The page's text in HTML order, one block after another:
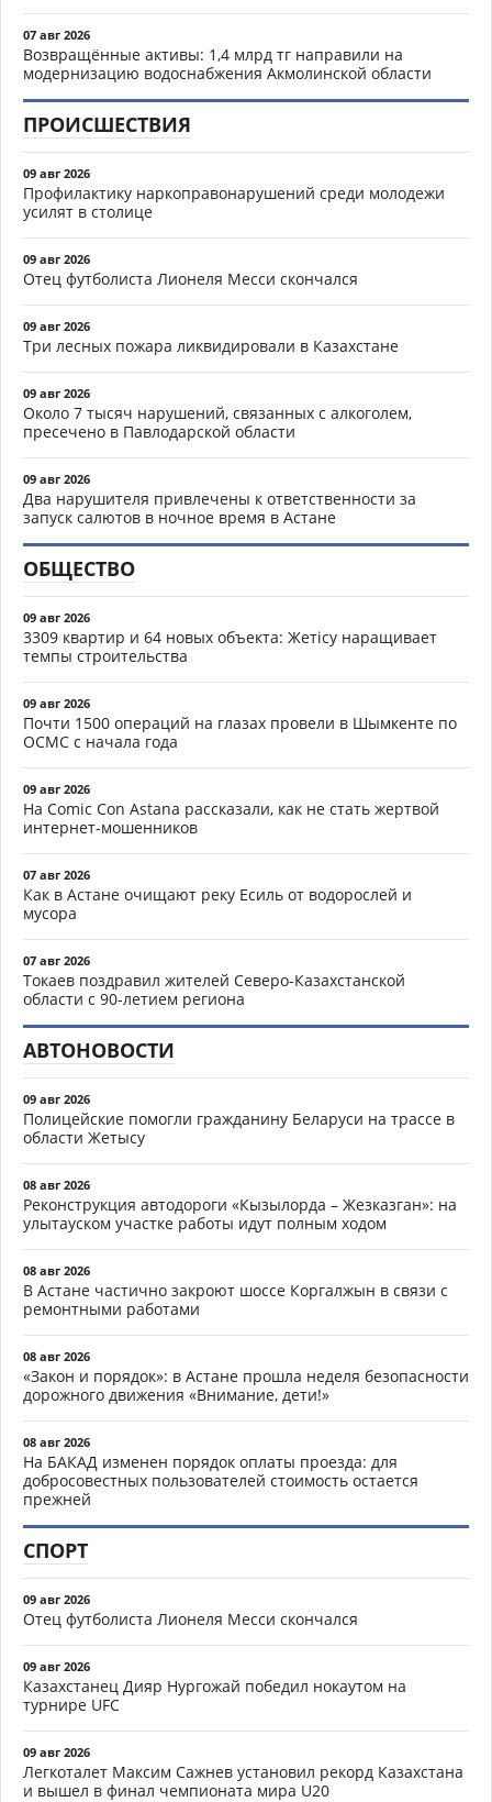
07 авг 2026
Возвращённые активы: 1,4 млрд тг направили на
модернизацию водоснабжения Акмолинской области
ПРОИСШЕСТВИЯ
09 авг 2026
Профилактику наркоправонарушений среди молодежи
усилят в столице
09 авг 2026
Отец футболиста Лионеля Месси скончался
09 авг 2026
Три лесных пожара ликвидировали в Казахстане
09 авг 2026
Около 7 тысяч нарушений, связанных с алкоголем,
пресечено в Павлодарской области
09 авг 2026
Два нарушителя привлечены к ответственности за
запуск салютов в ночное время в Астане
ОБЩЕСТВО
09 авг 2026
3309 квартир и 64 новых объекта: Жетісу наращивает
темпы строительства
09 авг 2026
Почти 1500 операций на глазах провели в Шымкенте по
ОСМС с начала года
09 авг 2026
На Comic Con Astana рассказали, как не стать жертвой
интернет-мошенников
07 авг 2026
Как в Астане очищают реку Есиль от водорослей и
мусора
07 авг 2026
Токаев поздравил жителей Северо-Казахстанской
области с 90-летием региона
АВТОНОВОСТИ
09 авг 2026
Полицейские помогли гражданину Беларуси на трассе в
области Жетысу
08 авг 2026
Реконструкция автодороги «Кызылорда – Жезказган»: на
улытауском участке работы идут полным ходом
08 авг 2026
В Астане частично закроют шоссе Коргалжын в связи с
ремонтными работами
08 авг 2026
«Закон и порядок»: в Астане прошла неделя безопасности
дорожного движения «Внимание, дети!»
08 авг 2026
На БАКАД изменен порядок оплаты проезда: для
добросовестных пользователей стоимость остается
прежней
СПОРТ
09 авг 2026
Отец футболиста Лионеля Месси скончался
09 авг 2026
Казахстанец Дияр Нургожай победил нокаутом на
турнире UFC
09 авг 2026
Легкоталет Максим Сажнев установил рекорд Казахстана
и вышел в финал чемпионата мира U20